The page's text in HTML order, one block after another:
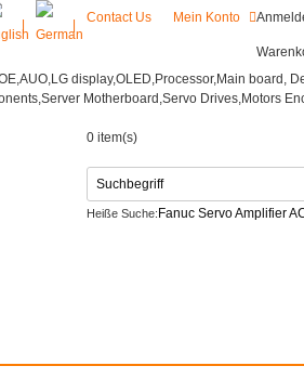
Mein Konto
Contact Us
0 item(s)
Heiße Suche: Fanuc Servo Amplifier